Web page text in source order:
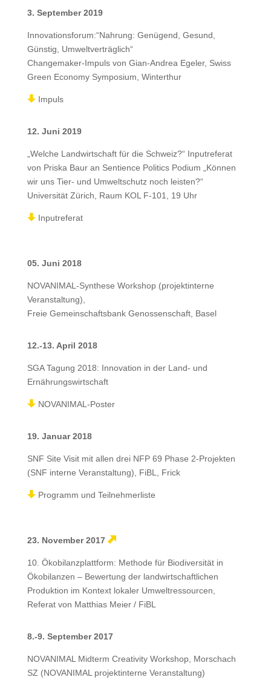
3. September 2019
Innovationsforum:“Nahrung: Genügend, Gesund,
Günstig, Umweltverträglich“
Changemaker-Impuls von Gian-Andrea Egeler, Swiss
Green Economy Symposium, Winterthur
Impuls
12. Juni 2019
„Welche Landwirtschaft für die Schweiz?“ Inputreferat
von Priska Baur an Sentience Politics Podium „Können
wir uns Tier- und Umweltschutz noch leisten?“
Universität Zürich, Raum KOL F-101, 19 Uhr
Inputreferat
05. Juni 2018
NOVANIMAL-Synthese Workshop (projektinterne
Veranstaltung),
Freie Gemeinschaftsbank Genossenschaft, Basel
12.-13. April 2018
SGA Tagung 2018: Innovation in der Land- und
Ernährungswirtschaft
NOVANIMAL-Poster
19. Januar 2018
SNF Site Visit mit allen drei NFP 69 Phase 2-Projekten
(SNF interne Veranstaltung), FiBL, Frick
Programm und Teilnehmerliste
23. November 2017
10. Ökobilanzplattform: Methode für Biodiversität in
Ökobilanzen – Bewertung der landwirtschaftlichen
Produktion im Kontext lokaler Umweltressourcen,
Referat von Matthias Meier / FiBL
8.-9. September 2017
NOVANIMAL Midterm Creativity Workshop, Morschach
SZ (NOVANIMAL projektinterne Veranstaltung)